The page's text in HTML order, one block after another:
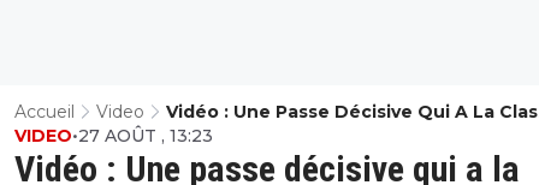
Accueil Video Vidéo : Une Passe Décisive Qui A La
Vidéo : Une passe décisive qui a la
VIDEO•27 AOÛT , 13:23